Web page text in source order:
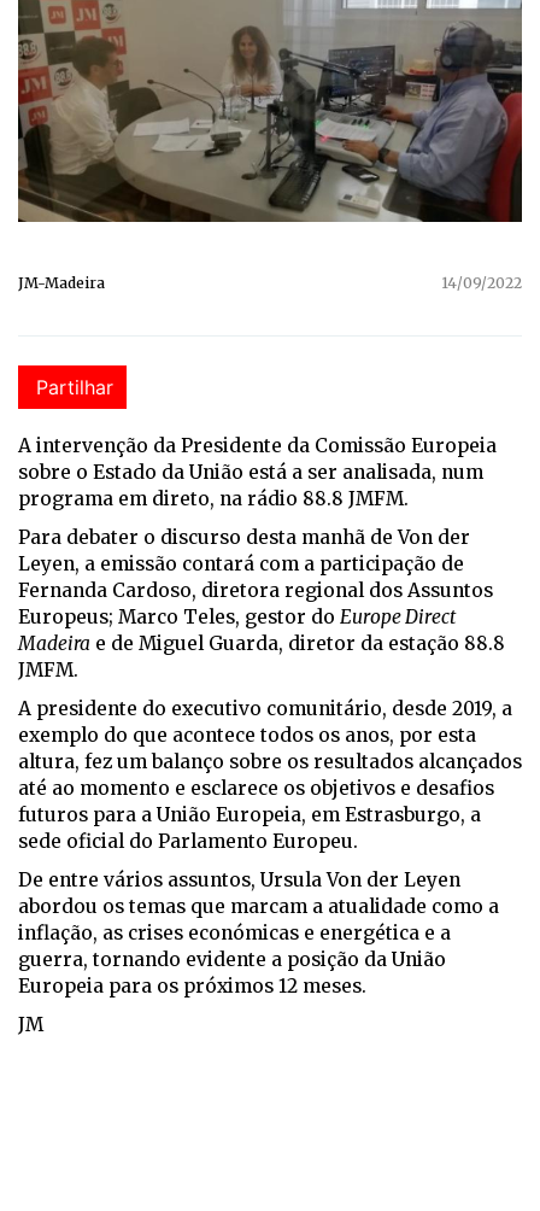
JM-Madeira 14/09/2022
Partilhar
A intervenção da Presidente da Comissão Europeia
sobre o Estado da União está a ser analisada, num
programa em direto, na rádio 88.8 JMFM.
Para debater o discurso desta manhã de Von der
Leyen, a emissão contará com a participação de
Fernanda Cardoso, diretora regional dos Assuntos
Europeus; Marco Teles, gestor do Europe Direct
Madeira e de Miguel Guarda, diretor da estação 88.8
JMFM.
A presidente do executivo comunitário, desde 2019, a
exemplo do que acontece todos os anos, por esta
altura, fez um balanço sobre os resultados alcançados
até ao momento e esclarece os objetivos e desafios
futuros para a União Europeia, em Estrasburgo, a
sede oficial do Parlamento Europeu.
De entre vários assuntos, Ursula Von der Leyen
abordou os temas que marcam a atualidade como a
inflação, as crises económicas e energética e a
guerra, tornando evidente a posição da União
Europeia para os próximos 12 meses.
JM